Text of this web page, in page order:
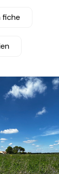
fiche